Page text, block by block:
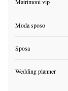
Moda sposo
Sposa
Wedding planner